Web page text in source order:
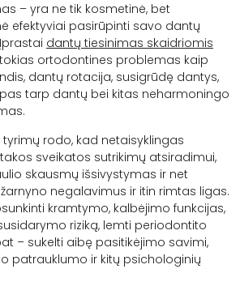
– yra ne tik kosmetinė, bet
efektyviai pasirūpinti savo dantų
dantų tiesinimas skaidriomis
ortodontines problemas kaip
dantų rotacija, susigrūdę dantys,
tarp dantų bei kitas neharmoningo
rodo, kad netaisyklingas
sveikatos sutrikimų atsiradimui,
skausmų išsivystymas ir net
negalavimus ir itin rimtas ligas.
kramtymo, kalbėjimo funkcijas,
riziką, lemti periodontito
– sukelti aibę pasitikėjimo savimi,
patrauklumo ir kitų psichologinių